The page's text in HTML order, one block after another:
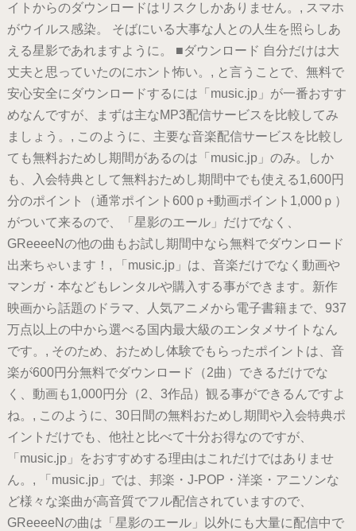
イトからのダウンロードはリスクしかありません。, スマホ
がウイルス感染。 そばにいる大事な人との人生を照らしあ
える星影であれますように。 ■ダウンロード 自分だけは大
丈夫と思っていたのにホント怖い。, と言うことで、無料で
安心安全にダウンロードするには「music.jp」が一番おすす
めなんですが、まずは主なMP3配信サービスを比較してみ
ましょう。, このように、主要な音楽配信サービスを比較し
ても無料おためし期間があるのは「music.jp」のみ。しか
も、入会特典として無料おためし期間中でも使える1,600円
分のポイント（通常ポイント600ｐ+動画ポイント1,000ｐ）
がついて来るので、「星影のエール」だけでなく、
GReeeeNの他の曲もお試し期間中なら無料でダウンロード
出来ちゃいます！, 「music.jp」は、音楽だけでなく動画や
マンガ・本などもレンタルや購入する事ができます。新作
映画から話題のドラマ、人気アニメから電子書籍まで、937
万点以上の中から選べる国内最大級のエンタメサイトなん
です。, そのため、おためし体験でもらったポイントは、音
楽が600円分無料でダウンロード（2曲）できるだけでな
く、動画も1,000円分（2、3作品）観る事ができるんですよ
ね。, このように、30日間の無料おためし期間や入会特典ポ
イントだけでも、他社と比べて十分お得なのですが、
「music.jp」をおすすめする理由はこれだけではありませ
ん。, 「music.jp」では、邦楽・J-POP・洋楽・アニソンな
ど様々な楽曲が高音質でフル配信されていますので、
GReeeeNの曲は「星影のエール」以外にも大量に配信中で